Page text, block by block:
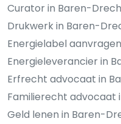
Curator in Baren-
Drukwerk in Baren-
Energielabel
Energieleverancier in
Erfrecht advocaat in
Familierecht advocaat
Geld lenen in Baren-